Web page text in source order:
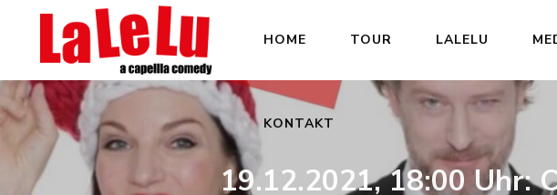
HOME TOUR LALELU
KONTAKT
19.12.2021, 18:00 Uhr: